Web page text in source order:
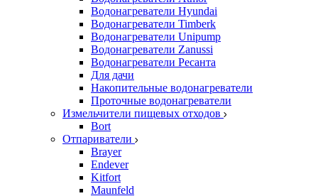
Водонагреватели Hyundai
Водонагреватели Timberk
Водонагреватели Unipump
Водонагреватели Zanussi
Водонагреватели Ресанта
Для дачи
Накопительные водонагреватели
Проточные водонагреватели
Измельчители пищевых отходов
Bort
Отпариватели
Brayer
Endever
Kitfort
Maunfeld